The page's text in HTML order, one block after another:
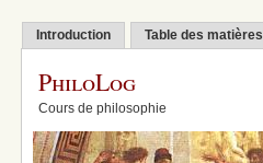
Introduction Table des matières
PhiloLog
Cours de philosophie